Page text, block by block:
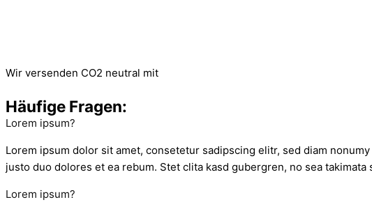
Wir versenden CO2 neutral mit
Häufige Fragen:
Lorem ipsum?
Lorem ipsum dolor sit amet, consetetur sadipscing elitr, sed diam
justo duo dolores et ea rebum. Stet clita kasd gubergren, no sea
Lorem ipsum?